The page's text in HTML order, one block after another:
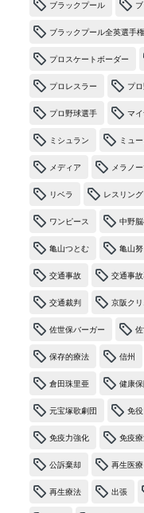
ブラックプール
ブラックプール全英選手
プロスケートボーダー
プロレスラー プ
プロ野球選手 マ
ミシュラン ミュ
メディア メラノ
リベラ レスリング
ワンピース 中野
亀山つとむ 亀山努
交通事故 交通事
交通裁判 京阪クリ
佐世保バーガー
保存的療法 信州
倉田珠里亜 健康
元宝塚歌劇団 免役
免疫力強化 免疫
公訴棄却 再生医療
再生療法 出張